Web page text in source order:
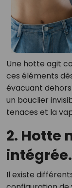
Une hotte agit
ces éléments
évacuant
un bouclier
tenaces et la
2. Hotte
Il existe